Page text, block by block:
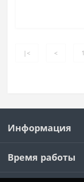
|< < 1
Информация
Время работы